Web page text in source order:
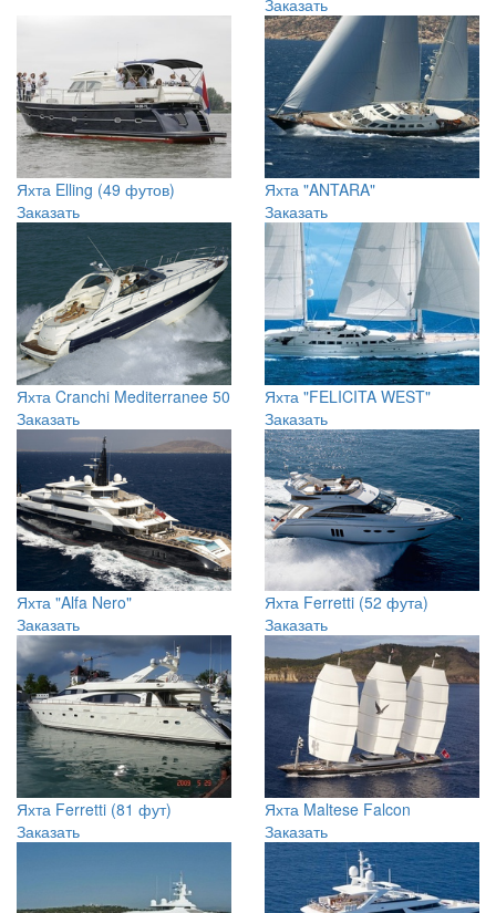
Яхта Elling (49 футов)
Заказать
Яхта "ANTARA"
Заказать
Яхта Cranchi Mediterranee 50
Заказать
Яхта "FELICITA WEST"
Заказать
Яхта "Alfa Nero"
Заказать
Яхта Ferretti (52 фута)
Яхта Ferretti (81 фут)
Заказать
Яхта Maltese Falcon
Заказать